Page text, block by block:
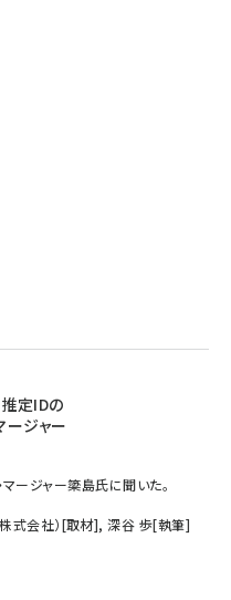
定IDの
ージャー
マージャー簗島氏に聞いた。
式会社）[取材],深谷 歩[執筆]